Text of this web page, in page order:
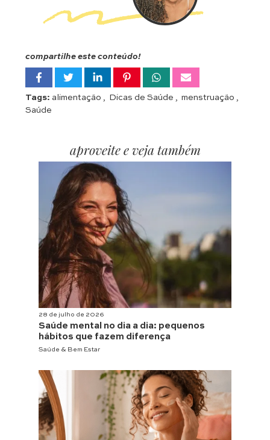
compartilhe este conteúdo!
Tags: alimentação , Dicas de Saúde , menstruação ,
Saúde
aproveite e veja também
28 de julho de 2026
Saúde mental no dia a dia: pequenos
hábitos que fazem diferença
Saúde & Bem Estar